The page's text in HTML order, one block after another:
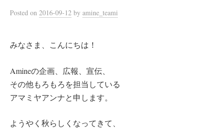
Posted on 2016-09-12 by amine_teami
みなさま、こんにちは！
Amineの企画、広報、宣伝、
その他もろもろを担当している
アマミヤアンナと申します。
ようやく秋らしくなってきて、